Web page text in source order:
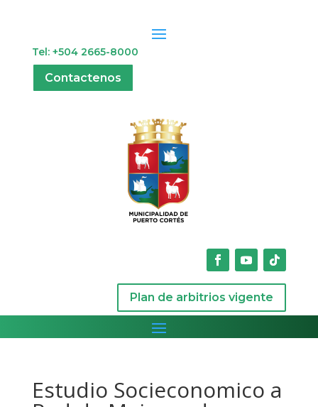
Tel: +504 2665-8000
Contactenos
Plan de arbitrios vigente
Estudio Socieconomico a